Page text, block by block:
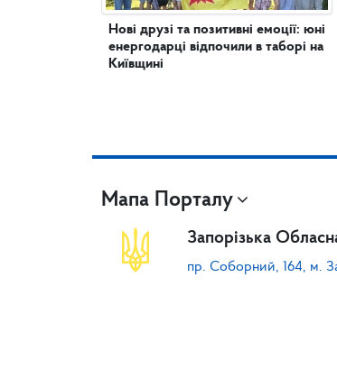
Нові друзі та позитивні емоції: юні
енергодарці відпочили в таборі на
Київщині
Мапа Порталу
Запорізька
пр. Соборний, 164, м.